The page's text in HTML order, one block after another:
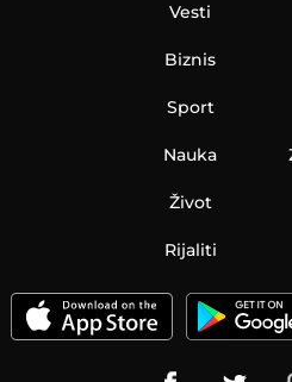
Vesti
Biznis
Sport
Nauka
Život
Rijaliti